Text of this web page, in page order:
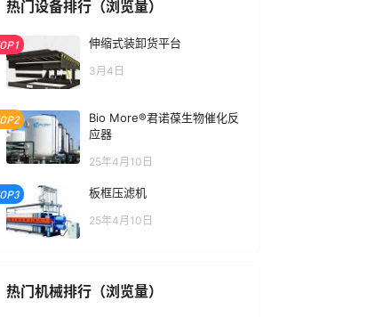
热门设备排行（浏览量）
伸缩式装卸货平台
3月4日
Bio More®君诺葆生物催化反
应器
25年4月10日
板框压滤机
25年4月10日
热门机械排行（浏览量）